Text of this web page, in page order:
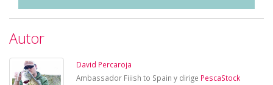
Autor
David Percaroja
Ambassador Fiiish to Spain y dirige PescaStock